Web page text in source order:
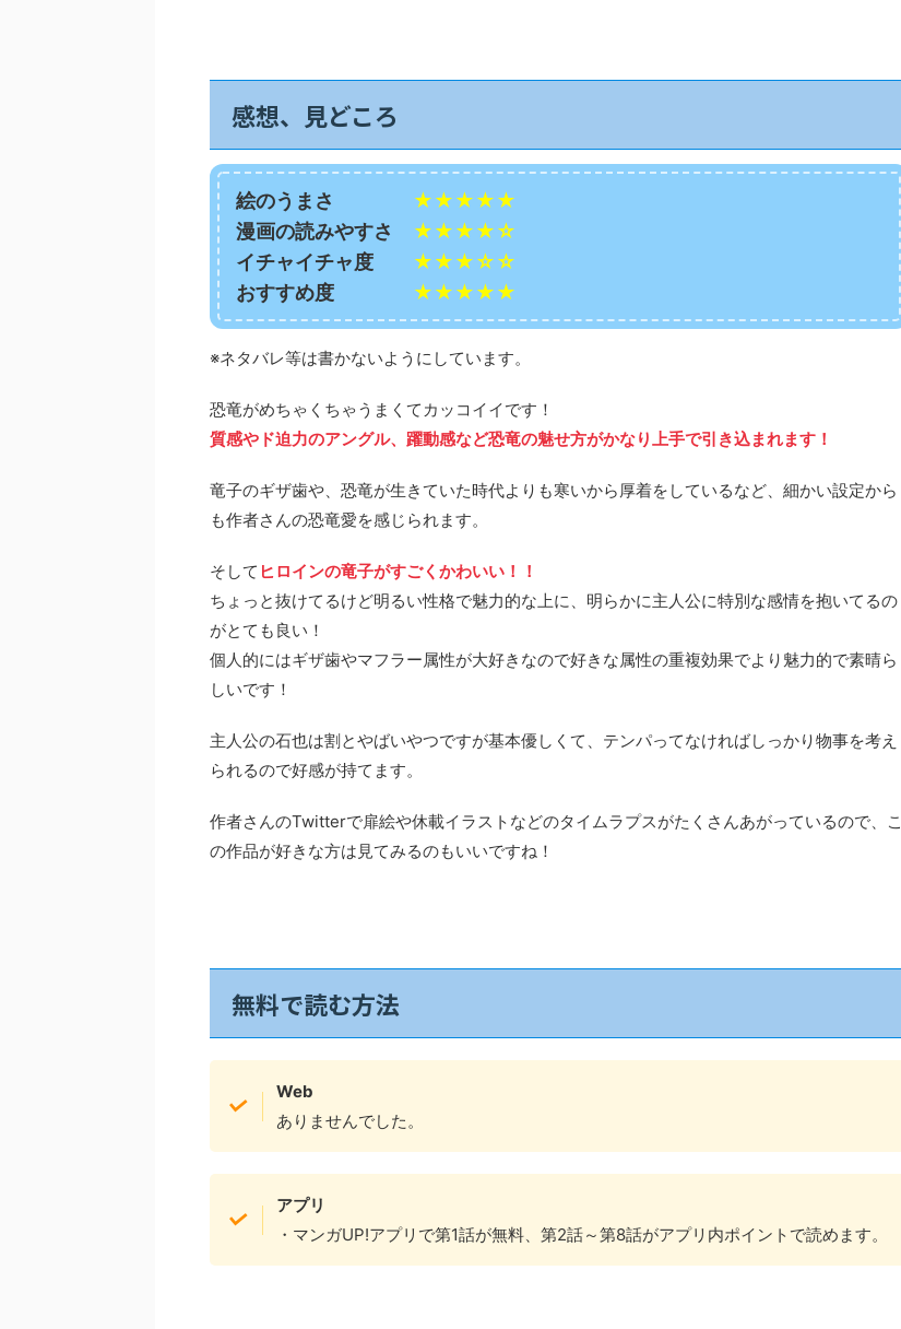
感想、見どころ
絵のうまさ ★★★★★
漫画の読みやすさ ★★★★☆
イチャイチャ度 ★★★☆☆
おすすめ度 ★★★★★
※ネタバレ等は書かないようにしています。
恐竜がめちゃくちゃうまくてカッコイイです！
質感やド迫力のアングル、躍動感など恐竜の魅せ方がかなり上手で引き込まれます！
竜子のギザ歯や、恐竜が生きていた時代よりも寒いから厚着をしているなど、細かい設定から
も作者さんの恐竜愛を感じられます。
そして ヒロインの竜子がすごくかわいい！！
ちょっと抜けてるけど明るい性格で魅力的な上に、明らかに主人公に特別な感情を抱いてるの
がとても良い！
個人的にはギザ歯やマフラー属性が大好きなので好きな属性の重複効果でより魅力的で素晴ら
しいです！
主人公の石也は割とやばいやつですが基本優しくて、テンパってなければしっかり物事を考え
られるので好感が持てます。
作者さんのTwitterで扉絵や休載イラストなどのタイムラプスがたくさんあがっているので、こ
の作品が好きな方は見てみるのもいいですね！
無料で読む方法
Web
ありませんでした。
アプリ
・マンガUP!アプリで第1話が無料、第2話～第8話がアプリ内ポイントで読めます。